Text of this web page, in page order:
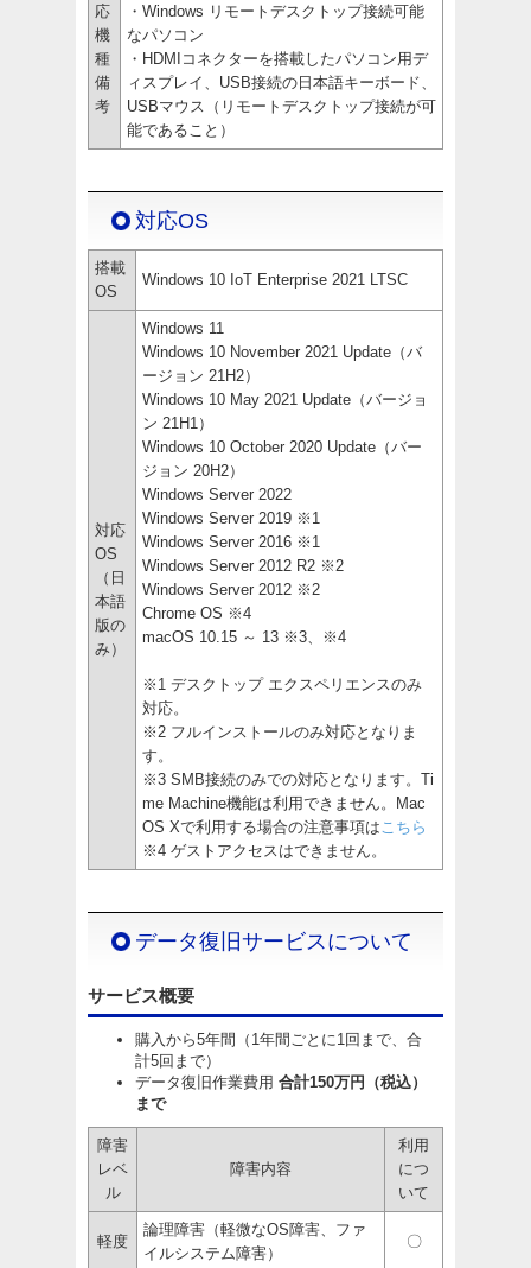
応
機
種
備
考
・Windows リモートデスクトップ接続可能
なパソコン
・HDMIコネクターを搭載したパソコン用デ
ィスプレイ、USB接続の日本語キーボード、
USBマウス（リモートデスクトップ接続が可
能であること）
対応OS
搭載
OS
Windows 10 IoT Enterprise 2021 LTSC
対応
OS
（日
本語
版の
み）
Windows 11
Windows 10 November 2021 Update（バ
ージョン 21H2）
Windows 10 May 2021 Update（バージョ
ン 21H1）
Windows 10 October 2020 Update（バー
ジョン 20H2）
Windows Server 2022
Windows Server 2019 ※1
Windows Server 2016 ※1
Windows Server 2012 R2 ※2
Windows Server 2012 ※2
Chrome OS ※4
macOS 10.15 ～ 13 ※3、※4
※1 デスクトップ エクスペリエンスのみ
対応。
※2 フルインストールのみ対応となりま
す。
※3 SMB接続のみでの対応となります。Ti
me Machine機能は利用できません。Mac
OS Xで利用する場合の注意事項は こちら
※4 ゲストアクセスはできません。
データ復旧サービスについて
サービス概要
購入から5年間（1年間ごとに1回まで、合
計5回まで）
データ復旧作業費用 合計150万円（税込）
まで
障害
レベ
ル
障害内容
利用
につ
いて
軽度
論理障害（軽微なOS障害、ファ
イルシステム障害）
〇